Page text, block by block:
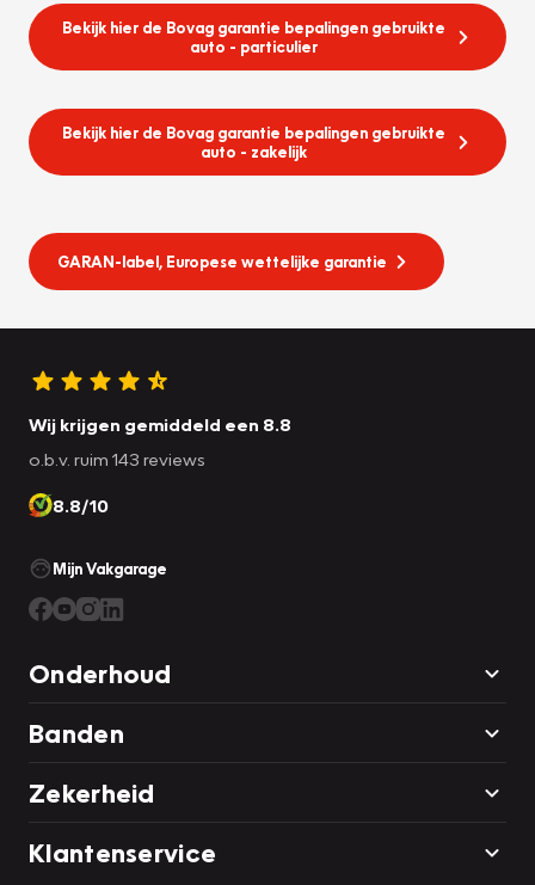
Bekijk hier de Bovag garantie bepalingen gebruikte
auto - particulier
Bekijk hier de Bovag garantie bepalingen gebruikte
auto - zakelijk
GARAN-label, Europese wettelijke garantie
Wij krijgen gemiddeld een 8.8
o.b.v. ruim 143 reviews
8.8/10
Mijn Vakgarage
Onderhoud
Banden
Zekerheid
Klantenservice